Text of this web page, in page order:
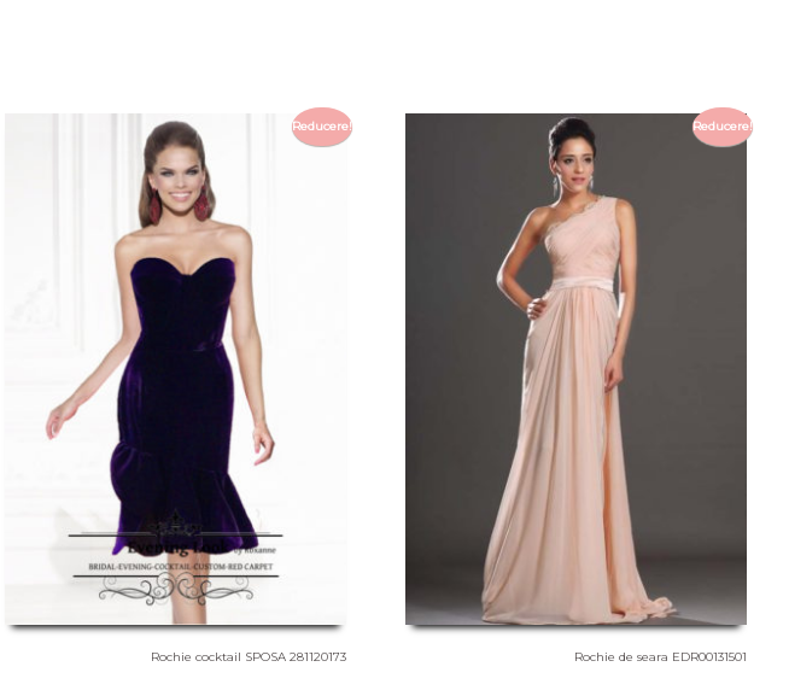
Reducere!
Rochie cocktail SPOSA 281120173
Reducere!
Rochie de seara EDR00131501